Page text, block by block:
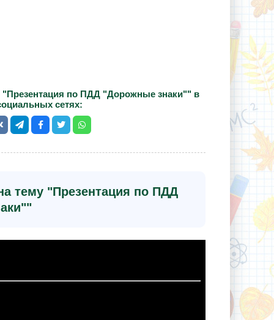
"Презентация по ПДД "Дорожные знаки"" в
сетях:
тему "Презентация по ПДД